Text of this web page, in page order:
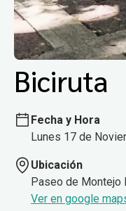
Biciruta
Fecha y Hora
Lunes 17 de
Ubicación
Paseo de Montejo
Ver en google